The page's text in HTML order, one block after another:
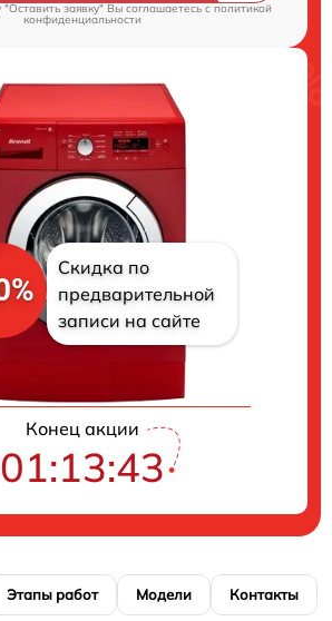
заявку" Вы соглашаетесь c политикой
конфиденциальности
Скидка по
предварительной
записи на сайте
Конец акции
01:13:42
Этапы работ Модели Контакты